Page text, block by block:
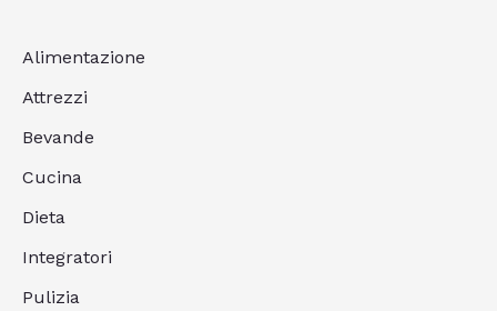
Alimentazione
Attrezzi
Bevande
Cucina
Dieta
Integratori
Pulizia